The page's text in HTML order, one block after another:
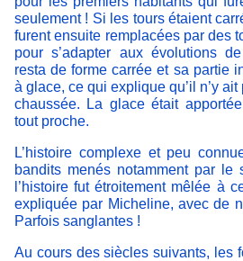
seulement ! Si les tours étaient
furent ensuite remplacées par des
pour s’adapter aux évolutions
resta de forme carrée et sa partie
à glace, ce qui explique qu’il n’y
chaussée. La glace était
tout proche.
L’histoire complexe et peu
bandits menés notamment par le
l’histoire fut étroitement mêlée à
expliquée par Micheline, avec de
Parfois sanglantes !
Au cours des siècles suivants, les